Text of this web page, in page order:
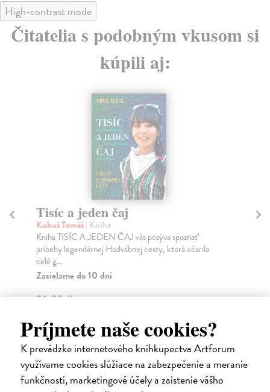
Príjmete naše cookies?
K prevádzke internetového kníhkupectva Artforum
využívame cookies slúžiace na zabezpečenie a meranie
funkčnosti, marketingové účely a zaistenie vášho
High-contrast mode
Čitatelia s podobným vkusom si
kúpili aj:
Tisíc a jeden čaj
Kubuš Tomáš| Kniha
Kniha TISÍC A JEDEN ČAJ vás pozýva spoznať
príbehy legendárnej Hodvábnej cesty, ktorá očarila
celé g...
Zasielame do 10 dní
21,33 €
21,99 €